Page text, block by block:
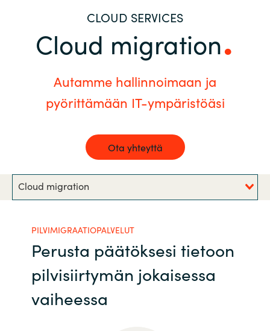
Bulgaria
Czechia
Denmark
Estonia
Germany
Hungary
Ura Crayonilla
Kumppanit
Cloud migration
CLOUD SERVICES
Autamme hallinnoimaan ja
pyörittämään IT-ympäristöäsi
Ota yhteyttä
Cloud migration
PILVIMIGRAATIOPALVELUT
Perusta päätöksesi tietoon
pilvisiirtymän jokaisessa
vaiheessa